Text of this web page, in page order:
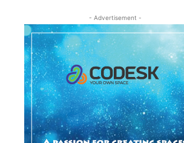
- Advertisement -